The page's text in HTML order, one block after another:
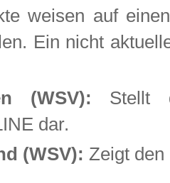
weisen auf
Ein nicht
(WSV): Stellt
dar.
(WSV): Zeigt den